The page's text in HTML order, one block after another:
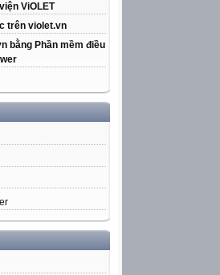
ViOLET
trên violet.vn
bằng Phần mềm điều